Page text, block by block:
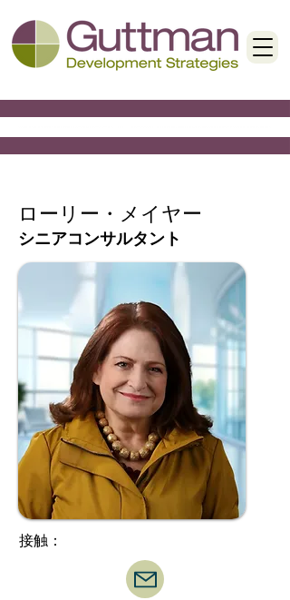
ローリー・メイヤー
シニアコンサルタント
接触：